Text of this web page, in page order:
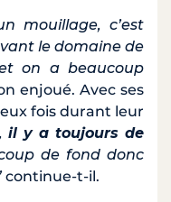
mouillage, c’est
le domaine de
on a beaucoup
enjoué. Avec ses
fois durant leur
il y a toujours de
de fond donc
continue-t-il.